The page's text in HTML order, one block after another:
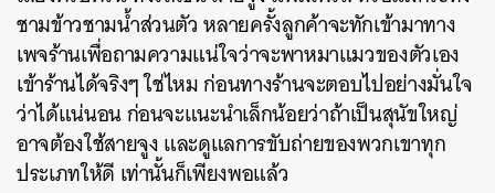
ชามข้าวชามน้ำส่วนตัว หลายครั้งลูกค้าจะทักเข้ามาทาง
เพจร้านเพื่อถามความแน่ใจว่าจะพาหมาแมวของตัวเอง
เข้าร้านได้จริงๆ ใช่ไหม ก่อนทางร้านจะตอบไปอย่างมั่นใจ
ว่าได้แน่นอน ก่อนจะแนะนำเล็กน้อยว่าถ้าเป็นสุนัขใหญ่
อาจต้องใช้สายจูง และดูแลการขับถ่ายของพวกเขาทุก
ประเภทให้ดี เท่านั้นก็เพียงพอแล้ว